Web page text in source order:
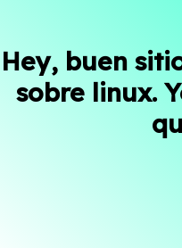
Hey, buen
sobre linux.